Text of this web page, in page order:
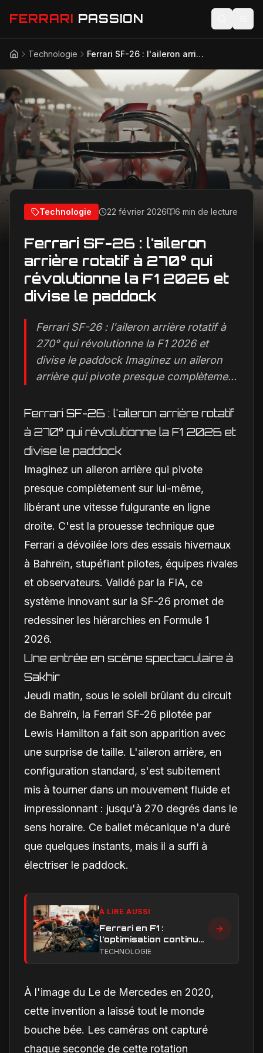
FERRARI PASSION
Actualités
Modèles
Compétition
Technologie
Lifestyle
AccueilTechnologie Ferrari SF-26 : l'aileron arrière rotatif à 270° qui révolutionne la F1 2026 et divise le paddock
Technologie 22 février 2026 6 min de lecture
Ferrari SF-26 : l'aileron
arrière rotatif à 270° qui
révolutionne la F1 2026 et
divise le paddock
Ferrari SF-26 : l'aileron arrière rotatif à
270° qui révolutionne la F1 2026 et
divise le paddock Imaginez un aileron
arrière qui pivote presque complèteme...
Ferrari SF-26 : l'aileron arrière rotatif
à 270° qui révolutionne la F1 2026 et
divise le paddock
Imaginez un aileron arrière qui pivote
presque complètement sur lui-même,
libérant une vitesse fulgurante en ligne
droite. C'est la prouesse technique que
Ferrari a dévoilée lors des essais hivernaux
à Bahreïn, stupéfiant pilotes, équipes rivales
et observateurs. Validé par la FIA, ce
système innovant sur la SF-26 promet de
redessiner les hiérarchies en Formule 1
2026.
Une entrée en scène spectaculaire à
Sakhir
Jeudi matin, sous le soleil brûlant du circuit
de Bahreïn, la Ferrari SF-26 pilotée par
Lewis Hamilton a fait son apparition avec
une surprise de taille. L'aileron arrière, en
configuration standard, s'est subitement
mis à tourner dans un mouvement fluide et
impressionnant : jusqu'à 270 degrés dans le
sens horaire. Ce ballet mécanique n'a duré
que quelques instants, mais il a suffi à
électriser le paddock.
À LIRE AUSSI
Ferrari en F1 :
l’optimisation continue,
clé de la remontée et
TECHNOLOGIE
À l'image du Le de Mercedes en 2020,
cette invention a laissé tout le monde
bouche bée. Les caméras ont capturé
chaque seconde de cette rotation